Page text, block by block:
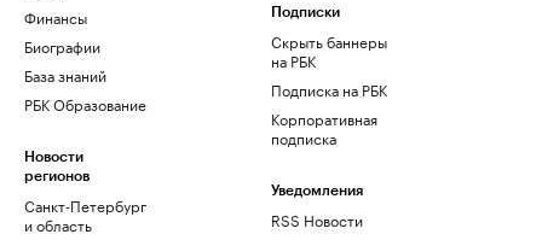
Финансы
Биографии
База знаний
РБК Образование
Новости
регионов
Санкт-Петербург
и область
Подписки
Скрыть баннеры
на РБК
Подписка на РБК
Корпоративная
подписка
Уведомления
RSS Новости